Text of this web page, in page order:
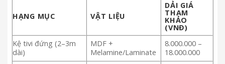
HẠNG MỤC VẬT LIỆU
DẢI GIÁ
THAM
KHẢO
(VNĐ)
Kệ tivi đứng (2–3m
dài)
MDF +
Melamine/Laminate
8.000.000 –
18.000.000